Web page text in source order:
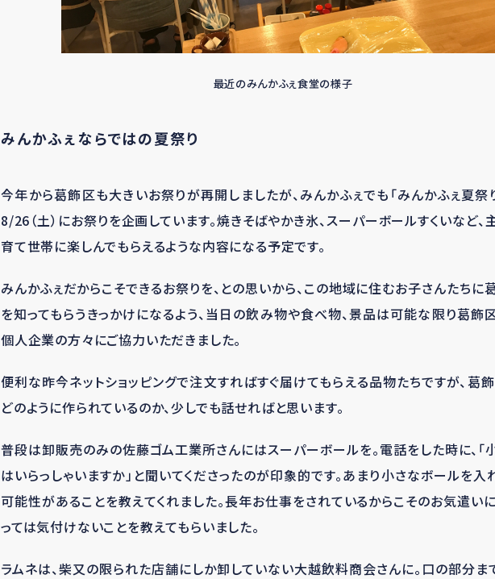
最近のみんかふぇ食堂の様子
みんかふぇならではの夏祭り
今年から葛飾区も大きいお祭りが再開しましたが、みんかふぇでも「みんかふぇ夏祭り
8/26（土）にお祭りを企画しています。焼きそばやかき氷、スーパーボールすくいなど
育て世帯に楽しんでもらえるような内容になる予定です。
みんかふぇだからこそできるお祭りを、との思いから、この地域に住むお子さんたちに
を知ってもらうきっかけになるよう、当日の飲み物や食べ物、景品は可能な限り葛飾
個人企業の方々にご協力いただきました。
便利な昨今ネットショッピングで注文すればすぐ届けてもらえる品物たちですが、葛飾
どのように作られているのか、少しでも話せればと思います。
普段は卸販売のみの佐藤ゴム工業所さんにはスーパーボールを。電話をした時に、「
はいらっしゃいますか」と聞いてくださったのが印象的です。あまり小さなボールを入
可能性があることを教えてくれました。長年お仕事をされているからこそのお気遣いに
っては気付けないことを教えてもらいました。
ラムネは、柴又の限られた店舗にしか卸していない大越飲料商会さんに。口の部分ま